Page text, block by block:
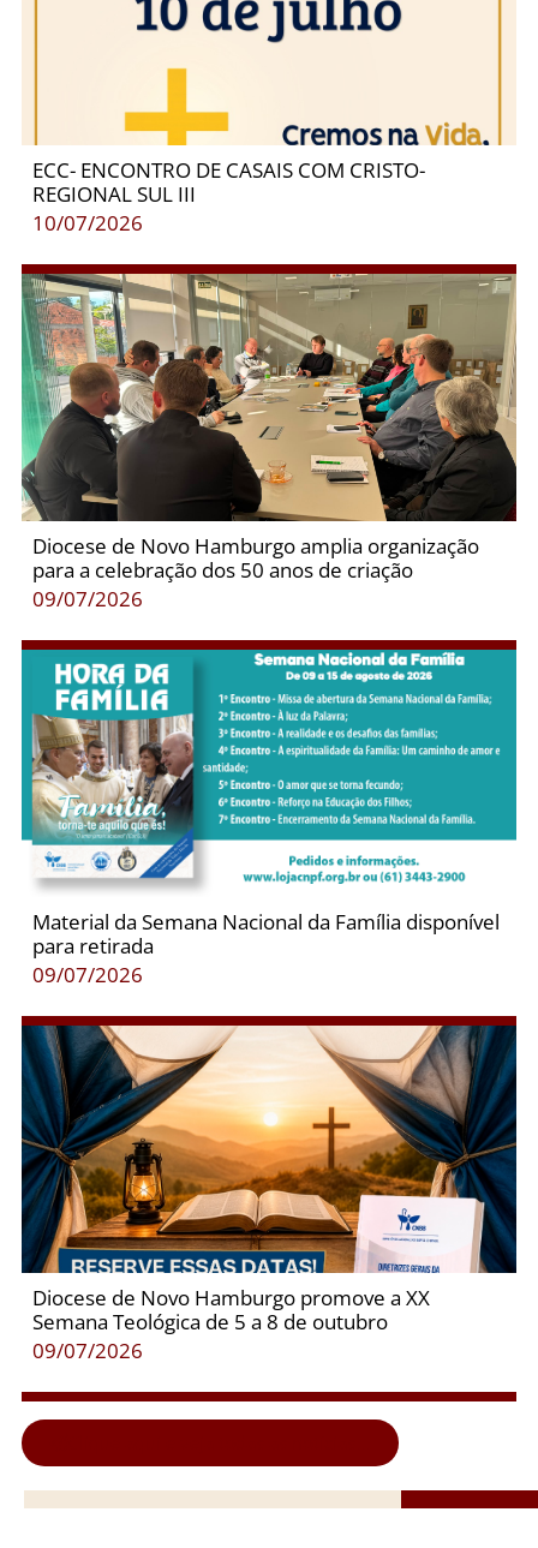
ECC- ENCONTRO DE CASAIS COM CRISTO-
REGIONAL SUL III
10/07/2026
Diocese de Novo Hamburgo amplia organização
para a celebração dos 50 anos de criação
09/07/2026
Material da Semana Nacional da Família disponível
para retirada
09/07/2026
Diocese de Novo Hamburgo promove a XX
Semana Teológica de 5 a 8 de outubro
09/07/2026